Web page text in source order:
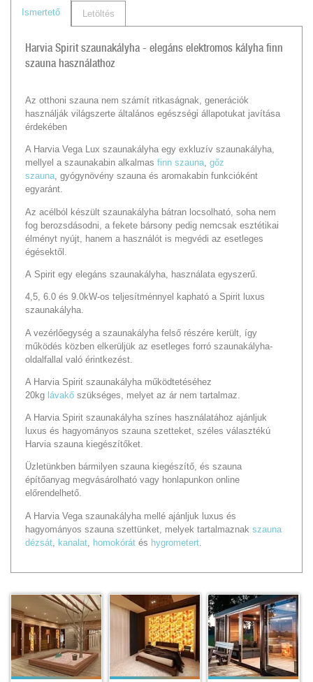
Ismertető Letöltés
Harvia Spirit szaunakályha - elegáns elektromos kályha finn
szauna használathoz
Az otthoni szauna nem számít ritkaságnak, generációk
használják világszerte általános egészségi állapotukat javítása
érdekében
A Harvia Vega Lux szaunakályha egy exkluzív szaunakályha,
mellyel a szaunakabin alkalmas finn szauna, gőz
szauna, gyógynövény szauna és aromakabin funkcióként
egyaránt.
Az acélból készült szaunakályha bátran locsolható, soha nem
fog berozsdásodni, a fekete bársony pedig nemcsak esztétikai
élményt nyújt, hanem a használót is megvédi az esetleges
égésektől.
A Spirit egy elegáns szaunakályha, használata egyszerű.
4,5, 6.0 és 9.0kW-os teljesítménnyel kapható a Spirit luxus
szaunakályha.
A vezérlőegység a szaunakályha felső részére került, így
működés közben elkerüljük az esetleges forró szaunakályha-
oldalfallal való érintkezést.
A Harvia Spirit szaunakályha működtetéséhez
20kg lávakő szükséges, melyet az ár nem tartalmaz.
A Harvia Spirit szaunakályha színes használatához ajánljuk
luxus és hagyományos szauna szetteket, széles választékú
Harvia szauna kiegészítőket.
Üzletünkben bármilyen szauna kiegészítő, és szauna
építőanyag megvásárolható vagy honlapunkon online
előrendelhető.
A Harvia Vega szaunakályha mellé ajánljuk luxus és
hagyományos szauna szettünket, melyek tartalmaznak szauna
dézsát
kanalat homokórát és hygrometert